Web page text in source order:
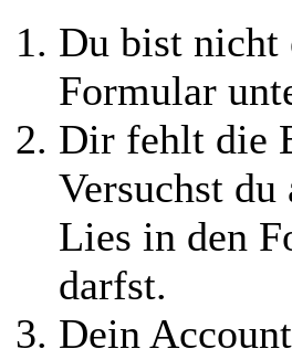
Du bist nicht
Formular
Dir fehlt die
Versuchst
Lies in den
darfst.
Dein